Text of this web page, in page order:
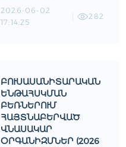
2026-06-02
17:14:25
282
ԲՈՒՍԱՍԱՆԻՏԱՐԱԿԱՆ
ԵՆԹԱՀՍԿՄԱՆ
ԲԵՌՆԵՐՈՒՄ
ՀԱՅՏՆԱԲԵՐՎԱԾ
ՎՆԱՍԱԿԱՐ
ՕՐԳԱՆԻԶՄՆԵՐ (2026